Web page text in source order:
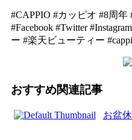
#CAPPIO #カッピオ #8周
#Facebook #Twitter
ー #楽天ビューティー
おすすめ関連記事
お盆